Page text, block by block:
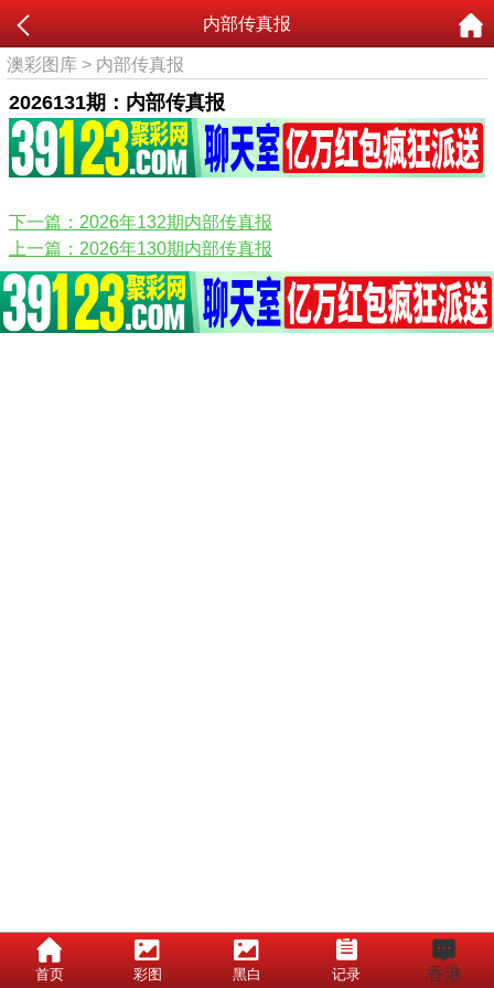
首页 彩图 黑白 记录 香港
内部传真报
澳彩图库 > 内部传真报
2026131期：内部传真报
下一篇：2026年132期内部传真报
上一篇：2026年130期内部传真报